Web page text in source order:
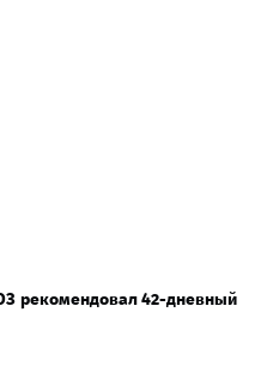
рекомендовал 42-дневный